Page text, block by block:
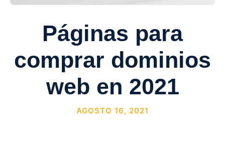
Páginas para
comprar dominios
web en 2021
AGOSTO 16, 2021